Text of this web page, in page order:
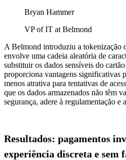
Bryan Hammer
VP of IT at Belmond
A Belmond introduziu a tokenização
envolve uma cadeia aleatória de
substituir os dados sensíveis do
proporciona vantagens significativas
menos atrativa para tentativas de
que os dados armazenados não têm
segurança, adere à regulamentação e
Resultados: pagamentos
experiência discreta e sem